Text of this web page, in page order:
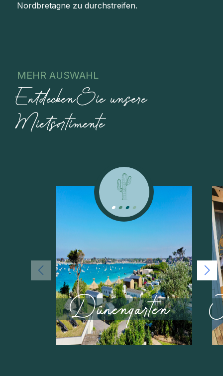
Nordbretagne zu durchstreifen.
MEHR AUSWAHL
Entdecken Sie unsere
Mietsortimente
Dünengarten
AB
483
€
/ WOCHE
4
PERSONEN
2
SCHLAFEN